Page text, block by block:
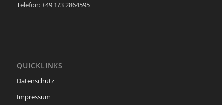
Telefon: +49 173 2864595
QUICKLINKS
Datenschutz
Impressum